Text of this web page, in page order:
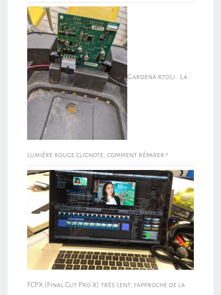
Gardena r70Li : La
lumière rouge clignote, comment réparer ?
FCPX (Final Cut Pro X) très lent, j’approche de la